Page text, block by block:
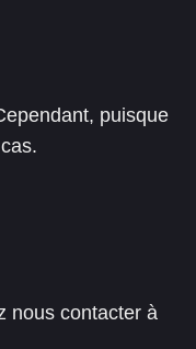
puisque
nous contacter à